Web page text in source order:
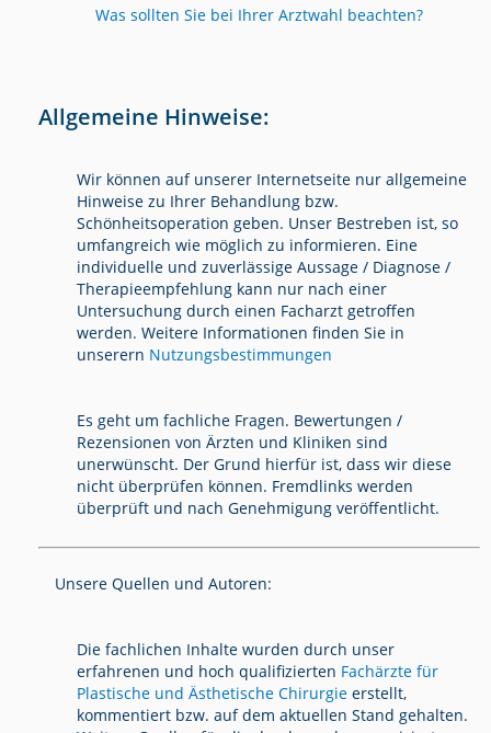
Was sollten Sie bei Ihrer Arztwahl beachten?
Allgemeine Hinweise:
Wir können auf unserer Internetseite nur allgemeine
Hinweise zu Ihrer Behandlung bzw.
Schönheitsoperation geben. Unser Bestreben ist, so
umfangreich wie möglich zu informieren. Eine
individuelle und zuverlässige Aussage / Diagnose /
Therapieempfehlung kann nur nach einer
Untersuchung durch einen Facharzt getroffen
werden. Weitere Informationen finden Sie in
unserern Nutzungsbestimmungen
Es geht um fachliche Fragen. Bewertungen /
Rezensionen von Ärzten und Kliniken sind
unerwünscht. Der Grund hierfür ist, dass wir diese
nicht überprüfen können. Fremdlinks werden
überprüft und nach Genehmigung veröffentlicht.
Unsere Quellen und Autoren:
Die fachlichen Inhalte wurden durch unser
erfahrenen und hoch qualifizierten Fachärzte für
Plastische und Ästhetische Chirurgie erstellt,
kommentiert bzw. auf dem aktuellen Stand gehalten.